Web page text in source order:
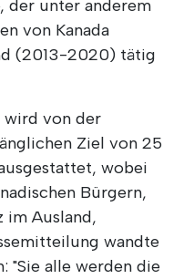
der unter anderem
von Kanada
(2013-2020) tätig
wird von der
Ziel von 25
wobei
Bürgern,
im Ausland,
wandte
"Sie alle werden die